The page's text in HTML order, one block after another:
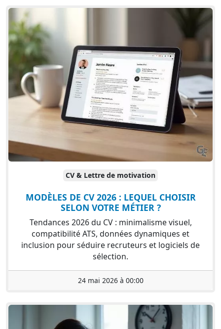
CV & Lettre de motivation
MODÈLES DE CV 2026 : LEQUEL CHOISIR
SELON VOTRE MÉTIER ?
Tendances 2026 du CV : minimalisme visuel,
compatibilité ATS, données dynamiques et
inclusion pour séduire recruteurs et logiciels de
sélection.
24 mai 2026 à 00:00